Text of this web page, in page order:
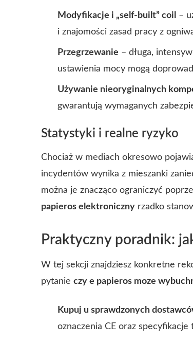
Modyfikacje i „self-built” coil
–
i znajomości zasad pracy z
Przegrzewanie – długa,
ustawienia mocy mogą
Używanie nieoryginalnych
gwarantują wymaganych
Statystyki i realne ryzyko
Chociaż w mediach okresowo
incydentów wynika z mieszanki
można je znacząco ograniczyć
papieros elektroniczny rzadko
Praktyczny poradnik:
W tej sekcji znajdziesz konkretne
pytanie czy e papieros moze
Kupuj u sprawdzonych
oznaczenia CE oraz